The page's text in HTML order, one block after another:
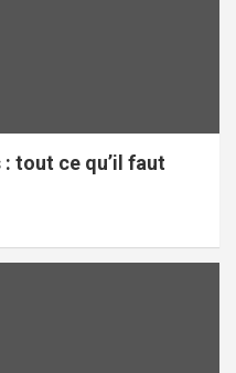
tout ce qu’il faut